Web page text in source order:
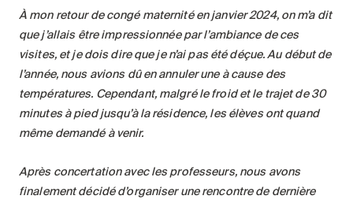
À mon retour de congé maternité en janvier 2024, on m’a dit
que j’allais être impressionnée par l’ambiance de ces
visites, et je dois dire que je n’ai pas été déçue. Au début de
l’année, nous avions dû en annuler une à cause des
températures. Cependant, malgré le froid et le trajet de 30
minutes à pied jusqu’à la résidence, les élèves ont quand
même demandé à venir.
Après concertation avec les professeurs, nous avons
finalement décidé d’organiser une rencontre de dernière